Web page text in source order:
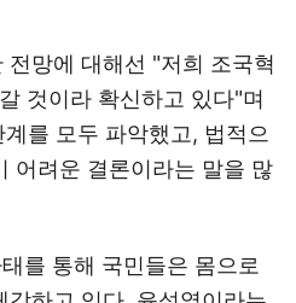
망에 대해선 "저희 조국혁
것이라 확신하고 있다"며
를 모두 파악했고, 법적으
어려운 결론이라는 말을 많
를 통해 국민들은 몸으로